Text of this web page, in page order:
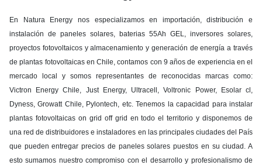
En Natura Energy nos especializamos en importación, distribución e
instalación de paneles solares, baterias 55Ah GEL, inversores solares,
proyectos fotovoltaicos y almacenamiento y generación de energía a través
de plantas fotovoltaicas en Chile, contamos con 9 años de experiencia en el
mercado local y somos representantes de reconocidas marcas como:
Victron Energy Chile, Just Energy, Ultracell, Voltronic Power, Esolar cl,
Dyness, Growatt Chile, Pylontech, etc. Tenemos la capacidad para instalar
plantas fotovoltaicas on grid off grid en todo el territorio y disponemos de
una red de distribuidores e instaladores en las principales ciudades del País
que pueden entregar precios de paneles solares puestos en su ciudad. A
esto sumamos nuestro compromiso con el desarrollo y profesionalismo de